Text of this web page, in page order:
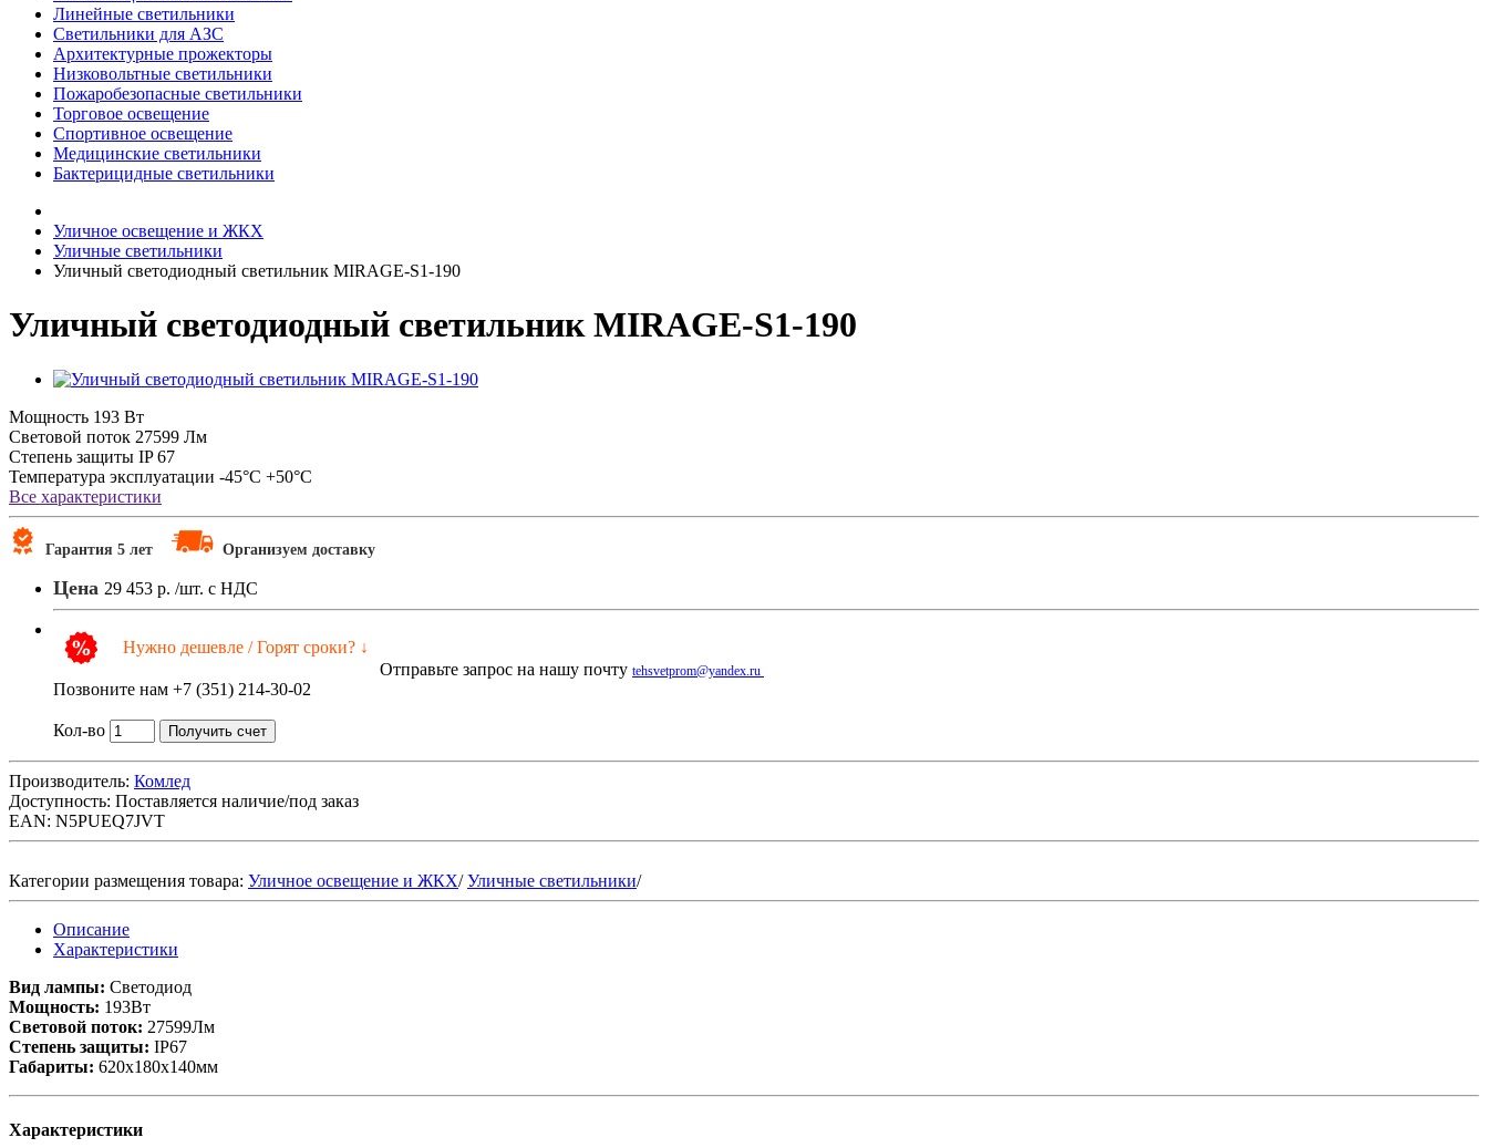
Линейные светильники
Светильники для АЗС
Архитектурные прожекторы
Низковольтные светильники
Пожаробезопасные светильники
Торговое освещение
Спортивное освещение
Медицинские светильники
Бактерицидные светильники
Уличное освещение и ЖКХ
Уличные светильники
Уличный светодиодный светильник MIRAGE-S1-190
Уличный светодиодный светильник MIRAGE-S1-190
Мощность 193 Вт
Световой поток 27599 Лм
Степень защиты IP 67
Температура эксплуатации -45°C +50°C
Все характеристики
Гарантия 5 лет Организуем доставку
Цена 29 453 р. /шт. с НДС
Нужно дешевле / Горят сроки? ↓
Отправьте запрос на нашу почту tehsvetprom@yandex.ru
Позвоните нам +7 (351) 214-30-02
Кол-во Получить счет
Производитель: Комлед
Доступность: Поставляется наличие/под заказ
EAN: N5PUEQ7JVT
Категории размещения товара: Уличное освещение и ЖКХ/Уличные светильники/
Описание
Характеристики
Вид лампы: Светодиод
Мощность: 193Вт
Световой поток: 27599Лм
Степень защиты: IP67
Габариты: 620х180х140мм
Характеристики